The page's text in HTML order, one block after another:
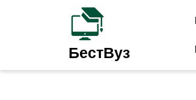
БестВуз